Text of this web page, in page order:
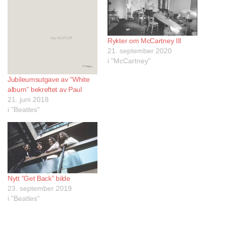
Jubileumsutgave av “White
album” bekreftet av Paul
21. juni 2018
i "Beatles"
Rykter om McCartney III
21. september 2020
i "McCartney"
Nytt “Get Back” bilde
23. september 2019
i "Beatles"